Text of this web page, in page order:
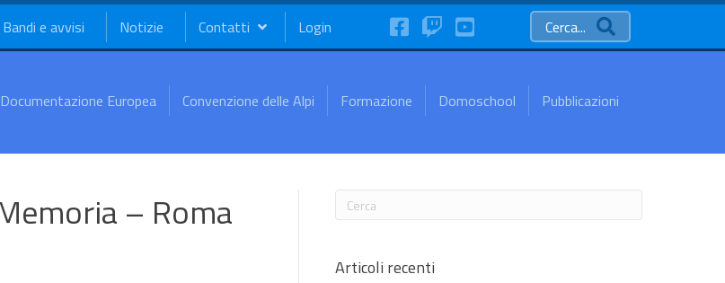
Bandi e avvisi Notizie Contatti Login FaceBookTwitchYouTube Cerca...
Europea Convenzione delle Alpi Formazione Domoschool Pubblicazioni
– Roma
Articoli recenti